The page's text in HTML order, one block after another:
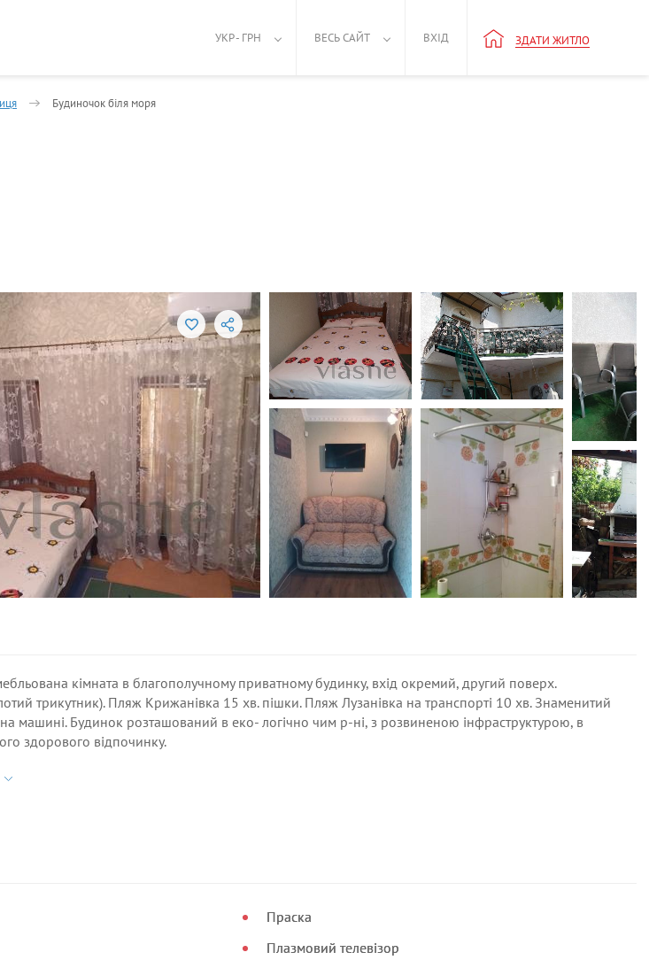
УКР - ГРН ВЕСЬ САЙТ ВХІД ЗДАТИ ЖИТЛО
Будиночок біля моря
кімната в благополучному приватному будинку, вхід окремий, другий поверх.
трикутник). Пляж Крижанівка 15 хв. пішки. Пляж Лузанівка на транспорті 10 хв. Знаменитий
машині. Будинок розташований в еко- логічно чим р-ні, з розвиненою інфраструктурою, в
здорового відпочинку.
Праска
Плазмовий телевізор